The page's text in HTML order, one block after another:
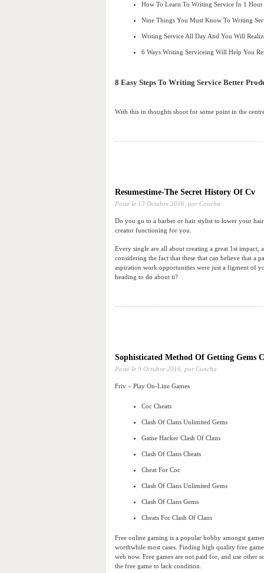
How To Learn To Writing Service In 1 Hour
Nine Things You Must Know To Writing
Writing Service All Day And You Will
6 Ways Writing Serviceing Will Help You
8 Easy Steps To Writing Service Better
With this in thoughts shoot for some point in the
Resumestime-The Secret History Of Cv
Posté le 13 Octubre 2016, por Concha
Do you go to a barber or hair stylist to lower your
creator functioning for you.
Every single are all about creating a great 1st impact,
considering the fact that these that can believe that a
aspiration work opportunities were just a figment of
heading to do about it?
Sophisticated Method Of Getting Gems
Posté le 9 Octubre 2016, por Concha
Friv – Play On-Line Games
Coc Cheats
Clash Of Clans Unlimited Gems
Game Hacker Clash Of Clans
Clash Of Clans Cheats
Cheat For Coc
Clash Of Clans Unlimited Gems
Clash Of Clans Gems
Cheats For Clash Of Clans
Free online gaming is a popular hobby amongst
worthwhile most cases. Finding high quality free
web now. Free games are not paid for, and use other
the free game to lack condition.